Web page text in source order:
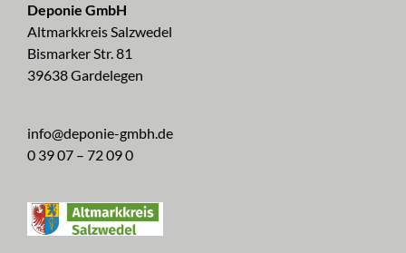
Deponie GmbH
Altmarkkreis Salzwedel
Bismarker Str. 81
39638 Gardelegen
info@deponie-gmbh.de
0 39 07 – 72 09 0